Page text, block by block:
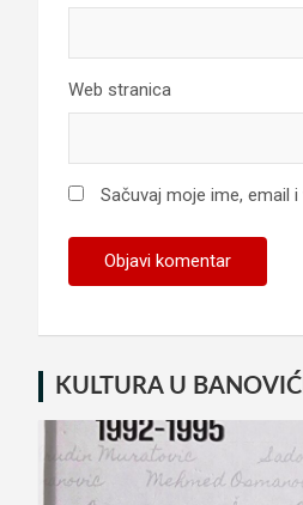
Web stranica
Sačuvaj moje ime, email
KULTURA U